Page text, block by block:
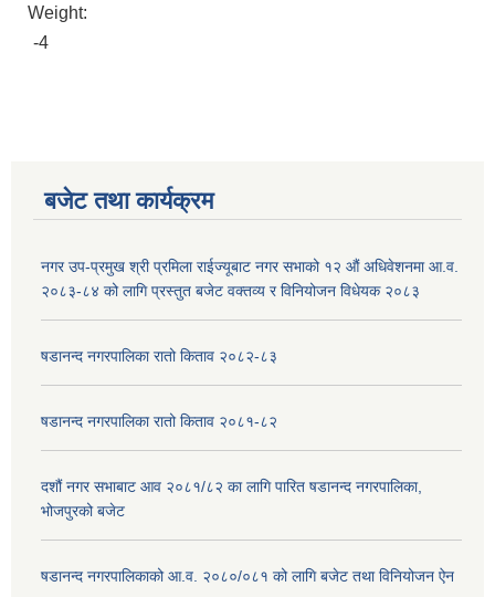
Weight:
-4
बजेट तथा कार्यक्रम
नगर उप-प्रमुख श्री प्रमिला राईज्यूबाट नगर सभाको १२ ‍औं अधिवेशनमा आ.व.
२०८३-८४ को लागि प्रस्तुत बजेट वक्तव्य र विनियोजन विधेयक २०८३
षडानन्द नगरपालिका रातो किताव २०८२-८३
षडानन्द नगरपालिका रातो किताव २०८१-८२
दशौं नगर सभाबाट आव २०८१/८२ का लागि पारित षडानन्द नगरपालिका,
भोजपुरको बजेट
षडानन्द नगरपालिकाको आ.व. २०८०/०८१ को लागि बजेट तथा विनियोजन ऐन